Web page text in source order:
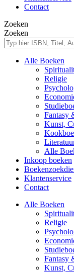
Contact
Zoeken
Zoeken
Alle Boeken
Religie
Fantasy
Kunst,
Alle
Inkoop boeken
Klantenservice
Contact
Alle Boeken
Religie
Fantasy
Kunst,